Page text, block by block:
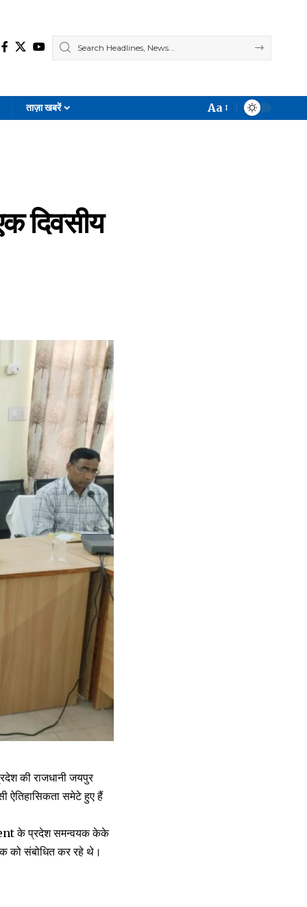
ताज़ा खबरें
Font
Aa
दिवसीय
की राजधानी जयपुर
ऐतिहासिकता समेटे हुए हैं
के प्रदेश समन्वयक केके
को संबोधित कर रहे थे।